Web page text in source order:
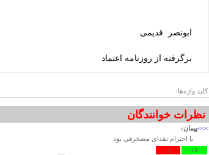
ابونصر قدیمی
برگرفته از روزنامه اعتماد
کلید واژه‌ها:
نظرات خوانندگان
>>>پیمان:
با احترام نقدای مضخرفی بود
4+
2-